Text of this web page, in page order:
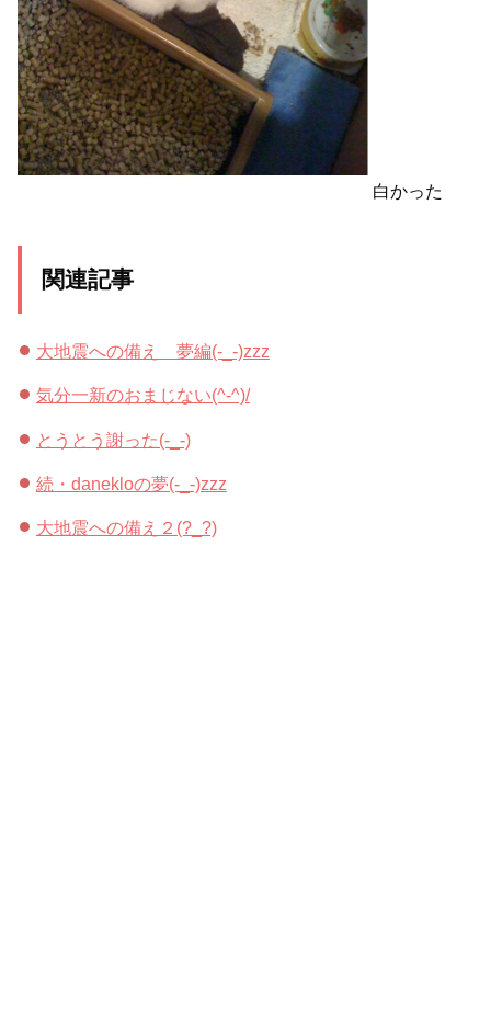
白かった
関連記事
大地震への備え 夢編(-_-)zzz
気分一新のおまじない(^-^)/
とうとう謝った(-_-)
続・danekloの夢(-_-)zzz
大地震への備え２(?_?)